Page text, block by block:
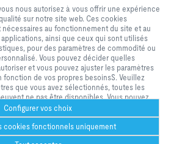
soient traitées conformément à la
TROX.
Conditions de livraison et de paiement
© TROX HESCO Schweiz AG
fonctionnement du site et au
contrôle de nos services et
applications, ainsi que ceux qui
sont utilisés uniquement à des fins
statistiques, pour des paramètres
de commodité ou pour afficher un
contenu personnalisé. Vous
pouvez décider quelles catégories
vous souhaitez autoriser et vous
pouvez ajuster les paramètres
d'utilisation des données en
fonction de vos propres besoinsS.
Veuillez noter que, selon les
paramètres que vous avez
nous autorisez à vous offrir une expérience
sur notre site web. Ces cookies
au fonctionnement du site et au
ainsi que ceux qui sont utilisés
pour des paramètres de commodité ou
Vous pouvez décider quelles
et vous pouvez ajuster les paramètres
de vos propres besoinsS. Veuillez
que vous avez sélectionnés, toutes les
ne pas être disponibles. Vous pouvez
moment.
Configurer vos choix
cookies fonctionnels uniquement